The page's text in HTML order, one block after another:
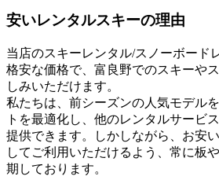
安いレンタルスキーの理由
当店のスキーレンタル/スノーボード
格安な価格で、富良野でのスキーや
しみいただけます。
私たちは、前シーズンの人気モデル
トを最適化し、他のレンタルサービ
提供できます。しかしながら、お安
してご利用いただけるよう、常に板
期しております。